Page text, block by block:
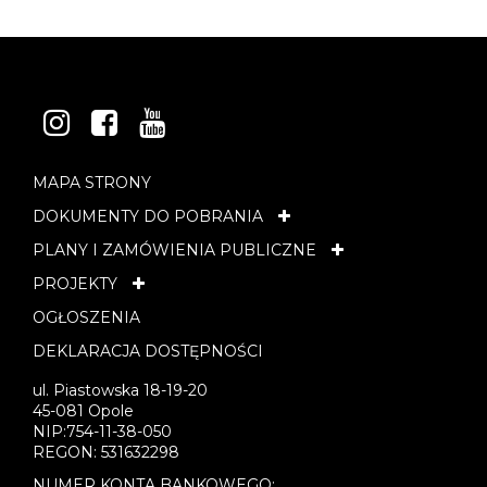
INSTAGRAM
FACEBOOK
YOUTUBE
MAPA STRONY
DOKUMENTY DO POBRANIA
PLANY I ZAMÓWIENIA PUBLICZNE
PROJEKTY
OGŁOSZENIA
DEKLARACJA DOSTĘPNOŚCI
ul. Piastowska 18-19-20
45-081 Opole
NIP:754-11-38-050
REGON: 531632298